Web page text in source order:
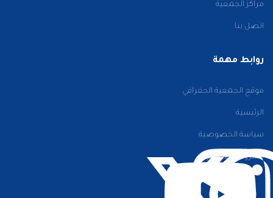
مراكز الجمعية
اتصل بنا
روابط مهمة
موقع الجمعية الجغرافي
الرئيسية
سياسة الخصوصية
الشروط والأحكام